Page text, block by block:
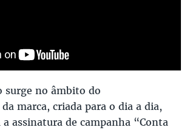
surge no âmbito do
marca, criada para o dia a dia,
assinatura de campanha “Conta